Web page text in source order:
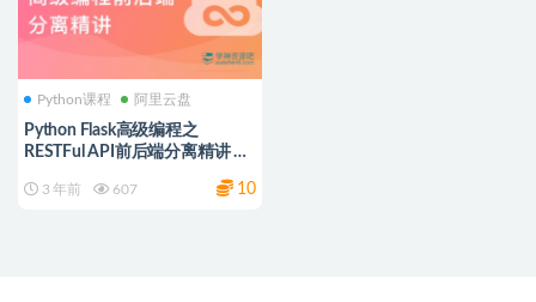
Python课程 阿里云盘
Python Flask高级编程之
RESTFul API前后端分离精讲 阿
3 年前 607 10